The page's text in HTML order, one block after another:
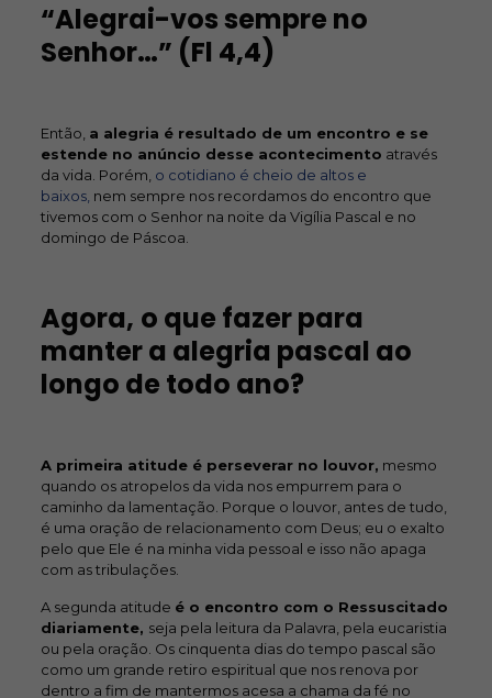
“Alegrai-vos sempre no
Senhor…” (Fl 4,4)
Então, a alegria é resultado de um encontro e se
estende no anúncio desse acontecimento através
da vida. Porém, o cotidiano é cheio de altos e
baixos, nem sempre nos recordamos do encontro que
tivemos com o Senhor na noite da Vigília Pascal e no
domingo de Páscoa.
Agora, o que fazer para
manter a alegria pascal ao
longo de todo ano?
A primeira atitude é perseverar no louvor, mesmo
quando os atropelos da vida nos empurrem para o
caminho da lamentação. Porque o louvor, antes de tudo,
é uma oração de relacionamento com Deus; eu o exalto
pelo que Ele é na minha vida pessoal e isso não apaga
com as tribulações.
A segunda atitude é o encontro com o Ressuscitado
diariamente, seja pela leitura da Palavra, pela eucaristia
ou pela oração. Os cinquenta dias do tempo pascal são
como um grande retiro espiritual que nos renova por
dentro a fim de mantermos acesa a chama da fé no